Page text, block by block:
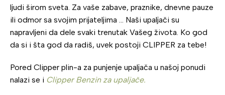
ljudi širom sveta. Za vaše zabave, praznike, dnevne pauze
ili odmor sa svojim prijateljima … Naši upaljači su
napravljeni da dele svaki trenutak Vašeg života. Ko god
da si i šta god da radiš, uvek postoji CLIPPER za tebe!
Pored Clipper plin-a za punjenje upaljača u našoj ponudi
nalazi se i Clipper Benzin za upaljače.